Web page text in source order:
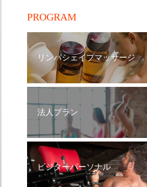
PROGRAM
リンパシェイプマッサージ
法人プラン
ビジターパーソナル